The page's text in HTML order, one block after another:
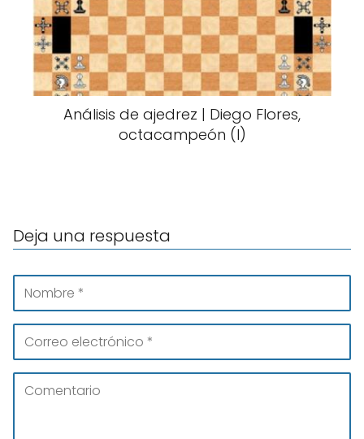
Análisis de ajedrez | Diego Flores,
octacampeón (I)
Deja una respuesta